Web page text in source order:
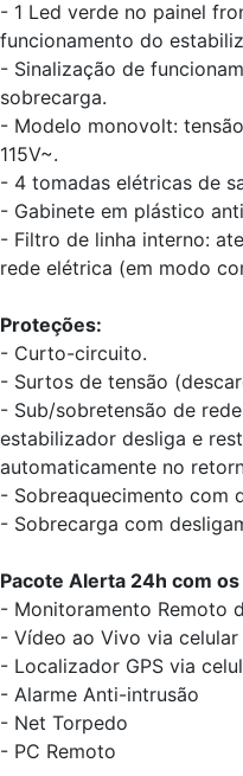
- 1 Led verde no painel
funcionamento do
- Sinalização de
sobrecarga.
- Modelo monovolt:
115V~.
- 4 tomadas elétricas de
- Gabinete em plástico
- Filtro de linha interno:
rede elétrica (em modo
Proteções:
- Curto-circuito.
- Surtos de tensão
- Sub/sobretensão de
estabilizador desliga e
automaticamente no
- Sobreaquecimento com
- Sobrecarga com
Pacote Alerta 24h com
- Monitoramento Remoto
- Vídeo ao Vivo via celular
- Localizador GPS via
- Alarme Anti-intrusão
- Net Torpedo
- PC Remoto